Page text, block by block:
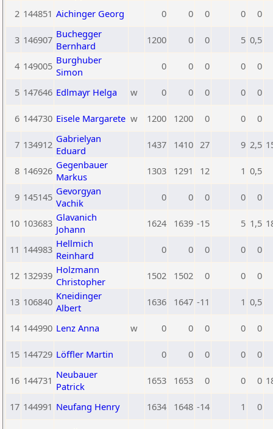
2 144851 Aichinger Georg 0 0 0 0 0
3 146907 Buchegger
Bernhard
1200 0 0 5 0,5
4 149005 Burghuber
Simon
0 0 0 0 0
5 147646 Edlmayr Helga w 0 0 0 0 0
6 144730 Eisele Margarete w 1200 1200 0 0 0
7 134912 Gabrielyan
Eduard
1437 1410 27 9 2,5
8 146926 Gegenbauer
Markus
1303 1291 12 1 0,5
9 145145 Gevorgyan
Vachik
0 0 0 0 0
10 103683 Glavanich
Johann
1624 1639 -15 5 1,5
11 144983 Hellmich
Reinhard
0 0 0 0 0
12 132939 Holzmann
Christopher
1502 1502 0 0 0
13 106840 Kneidinger
Albert
1636 1647 -11 1 0,5
14 144990 Lenz Anna w 0 0 0 0 0
15 144729 Löffler Martin 0 0 0 0 0
16 144731 Neubauer
Patrick
1653 1653 0 0 0
17 144991 Neufang Henry 1634 1648 -14 1 0